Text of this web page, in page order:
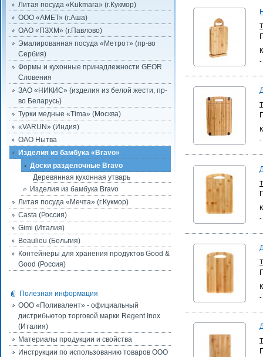
Литая посуда «Kukmara» (г.Кукмор)
ООО «АМЕТ» (г.Аша)
ОАО «ПЗХМ» (г.Павлово)
Эмалированная посуда «Метрот» (пр-во
Сербия)
Формы и кухонные принадлежности GEOR
Словения
ЗАО «НИКИС» (изделия из белой жести, пр-
во Беларусь)
Турки медные «Tima» (Москва)
«VARUN» (Индия)
ОАО Нытва
Изделия из бамбука «Bravo»
Доски разделочные Bravo
Деревянная кухонная утварь
Изделия из бамбука Bravo
Литая посуда «Мечта» (г.Кукмор)
Casta (Россия)
Gimi (Италия)
Beaulieu (Бельгия)
Контейнеры для хранения продуктов Good &
Good (Россия)
Полезная информация
ООО «Поливалент» - официальный
дистрибьютор торговой марки Regent Inox
(Италия)
Материалы продукции и свойства
Инструкции по использованию товаров ООО
-
-
-
-